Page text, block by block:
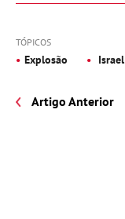
TÓPICOS
Explosão Israel
Artigo Anterior